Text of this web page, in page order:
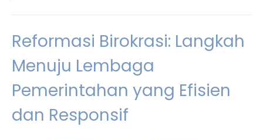
Reformasi Birokrasi: Langkah
Menuju Lembaga
Pemerintahan yang Efisien
dan Responsif